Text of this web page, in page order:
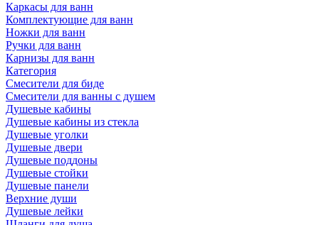
Каркасы для ванн
Комплектующие для ванн
Ножки для ванн
Ручки для ванн
Карнизы для ванн
Категория
Смесители для биде
Смесители для ванны с душем
Душевые кабины
Душевые кабины из стекла
Душевые уголки
Душевые двери
Душевые поддоны
Душевые стойки
Душевые панели
Верхние души
Душевые лейки